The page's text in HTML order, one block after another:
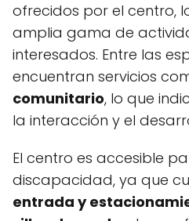
ofrecidos por el centro,
amplia gama de
interesados. Entre las
encuentran servicios
comunitario, lo que
la interacción y el
El centro es accesible
discapacidad, ya que
entrada y